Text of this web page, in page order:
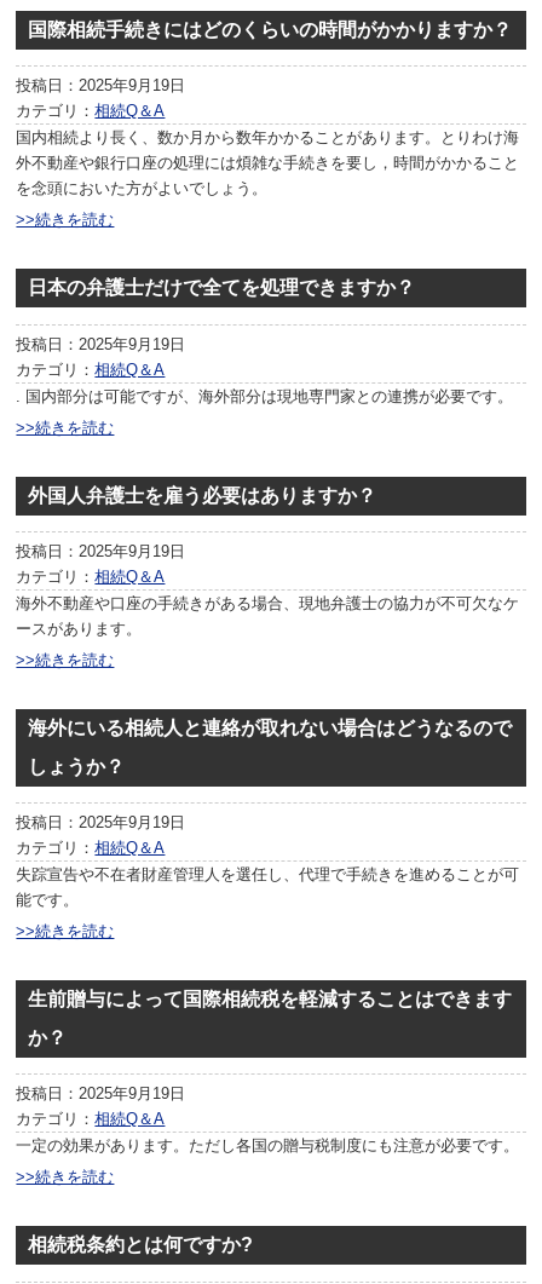
国際相続手続きにはどのくらいの時間がかかりますか？
投稿日：2025年9月19日
カテゴリ：相続Q＆A
国内相続より長く、数か月から数年かかることがあります。とりわけ海
外不動産や銀行口座の処理には煩雑な手続きを要し，時間がかかること
を念頭においた方がよいでしょう。
>>続きを読む
日本の弁護士だけで全てを処理できますか？
投稿日：2025年9月19日
カテゴリ：相続Q＆A
. 国内部分は可能ですが、海外部分は現地専門家との連携が必要です。
>>続きを読む
外国人弁護士を雇う必要はありますか？
投稿日：2025年9月19日
カテゴリ：相続Q＆A
海外不動産や口座の手続きがある場合、現地弁護士の協力が不可欠なケ
ースがあります。
>>続きを読む
海外にいる相続人と連絡が取れない場合はどうなるので
しょうか？
投稿日：2025年9月19日
カテゴリ：相続Q＆A
失踪宣告や不在者財産管理人を選任し、代理で手続きを進めることが可
能です。
>>続きを読む
生前贈与によって国際相続税を軽減することはできます
か？
投稿日：2025年9月19日
カテゴリ：相続Q＆A
一定の効果があります。ただし各国の贈与税制度にも注意が必要です。
>>続きを読む
相続税条約とは何ですか?